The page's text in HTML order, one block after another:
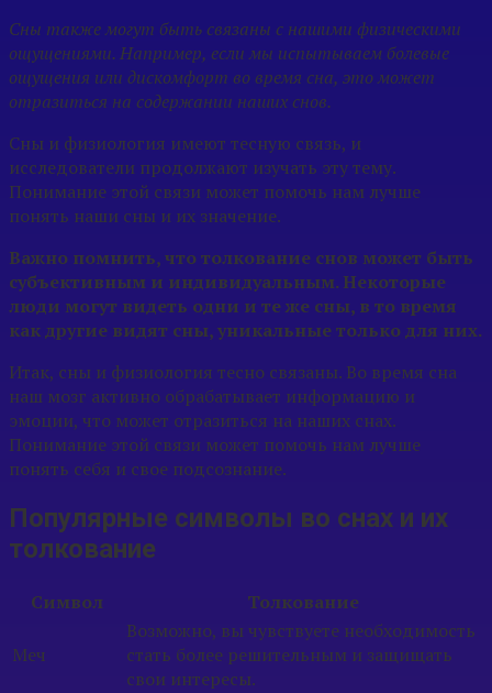
Сны также могут быть связаны с нашими физическими
ощущениями. Например, если мы испытываем болевые
ощущения или дискомфорт во время сна, это может
отразиться на содержании наших снов.
Сны и физиология имеют тесную связь, и
исследователи продолжают изучать эту тему.
Понимание этой связи может помочь нам лучше
понять наши сны и их значение.
Важно помнить, что толкование снов может быть
субъективным и индивидуальным. Некоторые
люди могут видеть одни и те же сны, в то время
как другие видят сны, уникальные только для них.
Итак, сны и физиология тесно связаны. Во время сна
наш мозг активно обрабатывает информацию и
эмоции, что может отразиться на наших снах.
Понимание этой связи может помочь нам лучше
понять себя и свое подсознание.
Популярные символы во снах и их
толкование
Символ Толкование
Меч
Возможно, вы чувствуете необходимость
стать более решительным и защищать
свои интересы.